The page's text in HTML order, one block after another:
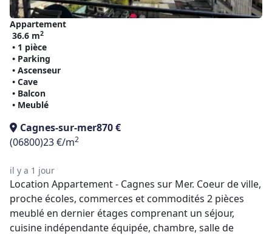
Appartement
36.6 m2
• 1 pièce
• Parking
• Ascenseur
• Cave
• Balcon
• Meublé
Cagnes-sur-mer870 €
(06800)23 €/m2
il y a 1 jour
Location Appartement - Cagnes sur Mer. Coeur de ville,
proche écoles, commerces et commodités 2 pièces
meublé en dernier étages comprenant un séjour,
cuisine indépendante équipée, chambre, salle de